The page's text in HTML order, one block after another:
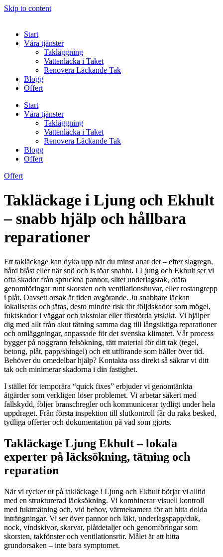
Skip to content
Start
Våra tjänster
Takläggning
Vattenläcka i Taket
Renovera Läckande Tak
Blogg
Offert
Start
Våra tjänster
Takläggning
Vattenläcka i Taket
Renovera Läckande Tak
Blogg
Offert
Offert
Takläckage i Ljung och Ekhult
– snabb hjälp och hållbara
reparationer
Ett takläckage kan dyka upp när du minst anar det – efter slagregn,
hård blåst eller när snö och is töar snabbt. I Ljung och Ekhult ser vi
ofta skador från spruckna pannor, slitet underlagstak, otäta
genomföringar runt skorsten och ventilationshuvar, eller rostangrepp
i plåt. Oavsett orsak är tiden avgörande. Ju snabbare läckan
lokaliseras och tätas, desto mindre risk för följdskador som mögel,
fuktskador i väggar och takstolar eller förstörda ytskikt. Vi hjälper
dig med allt från akut tätning samma dag till långsiktiga reparationer
och omläggningar, anpassade för det svenska klimatet. Vår process
bygger på noggrann felsökning, rätt material för ditt tak (tegel,
betong, plåt, papp/shingel) och ett utförande som håller över tid.
Behöver du omedelbar hjälp? Kontakta oss direkt så säkrar vi ditt
tak och minimerar skadorna i din fastighet.
I stället för temporära “quick fixes” erbjuder vi genomtänkta
åtgärder som verkligen löser problemet. Vi arbetar säkert med
fallskydd, följer branschregler och kommunicerar tydligt under hela
uppdraget. Från första inspektion till slutkontroll får du raka besked,
tydliga offerter och dokumentation på vad som gjorts.
Takläckage Ljung Ekhult – lokala
experter på läcksökning, tätning och
reparation
När vi rycker ut på takläckage i Ljung och Ekhult börjar vi alltid
med en strukturerad läcksökning. Vi kombinerar visuell kontroll
med fuktmätning och, vid behov, värmekamera för att hitta dolda
inträngningar. Vi ser över pannor och läkt, underlagspapp/duk,
nock, vindskivor, skarvar, plåtdetaljer och genomföringar som
skorsten, takfönster och ventilationsrör. Målet är att hitta
grundorsaken – inte bara symptomet.